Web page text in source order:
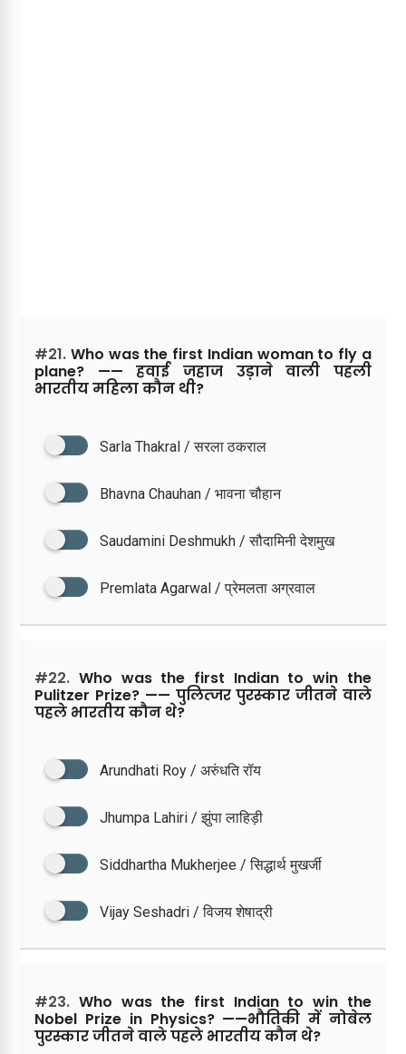
#21. Who was the first Indian woman to fly a
plane? —— हवाई जहाज उड़ाने वाली पहली
भारतीय महिला कौन थी?
Sarla Thakral / सरला ठकराल
Bhavna Chauhan / भावना चौहान
Saudamini Deshmukh / सौदामिनी देशमुख
Premlata Agarwal / प्रेमलता अग्रवाल
#22. Who was the first Indian to win the
Pulitzer Prize? —— पुलित्जर पुरस्कार जीतने वाले
पहले भारतीय कौन थे?
Arundhati Roy / अरुंधति रॉय
Jhumpa Lahiri / झुंपा लाहिड़ी
Siddhartha Mukherjee / सिद्धार्थ मुखर्जी
Vijay Seshadri / विजय शेषाद्री
#23. Who was the first Indian to win the
Nobel Prize in Physics? ——भौतिकी में नोबेल
पुरस्कार जीतने वाले पहले भारतीय कौन थे?